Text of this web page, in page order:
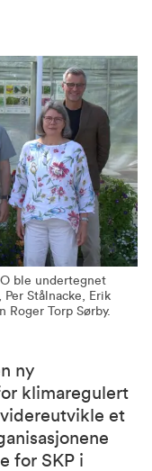
ble undertegnet
Stålnacke, Erik
Roger Torp Sørby.
ny
klimaregulert
et
for SKP i